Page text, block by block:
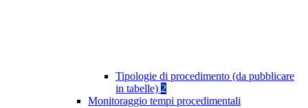
Tipologie di procedimento (da pubblicare
in tabelle) 2
Monitoraggio tempi procedimentali